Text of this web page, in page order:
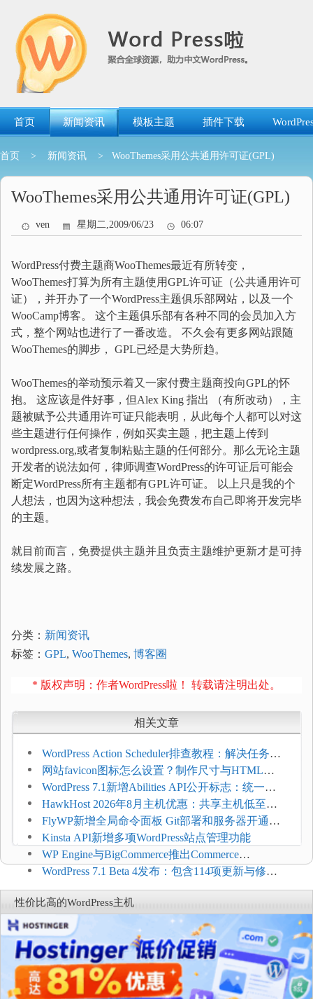
首页 新闻资讯 模板主题 插件下载
首页 > 新闻资讯 > WooThemes采用公共通用许可证(GPL)
WooThemes采用公共通用许可证(GPL)
ven 星期二,2009/06/23 06:07
WordPress付费主题商WooThemes最近有所转变，
WooThemes打算为所有主题使用GPL许可证（公共通用许可
证），并开办了一个WordPress主题俱乐部网站，以及一个
WooCamp博客。 这个主题俱乐部有各种不同的会员加入方
式，整个网站也进行了一番改造。 不久会有更多网站跟随
WooThemes的脚步， GPL已经是大势所趋。
WooThemes的举动预示着又一家付费主题商投向GPL的怀
抱。 这应该是件好事，但Alex King 指出 （有所改动），主
题被赋予公共通用许可证只能表明，从此每个人都可以对这
些主题进行任何操作，例如买卖主题，把主题上传到
wordpress.org,或者复制粘贴主题的任何部分。那么无论主题
开发者的说法如何，律师调查WordPress的许可证后可能会
断定WordPress所有主题都有GPL许可证。 以上只是我的个
人想法，也因为这种想法，我会免费发布自己即将开发完毕
的主题。
就目前而言，免费提供主题并且负责主题维护更新才是可持
续发展之路。
分类： 新闻资讯
标签： GPL, WooThemes, 博客圈
* 版权声明：作者WordPress啦！ 转载请注明出处。
相关文章
WordPress Action Scheduler排查教程：解决任务积
压和订单延迟
网站favicon图标怎么设置？制作尺寸与HTML添
加方法
WordPress 7.1新增Abilities API公开标志：统一支
持REST API、MCP与AI代理
HawkHost 2026年8月主机优惠：共享主机低至
$2.61/月，高性能主机同步折扣
FlyWP新增全局命令面板 Git部署和服务器开通更
方便
Kinsta API新增多项WordPress站点管理功能
WP Engine与BigCommerce推出Commerce
Connect：WordPress商店可保留前台体验并扩展电
商能力
WordPress 7.1 Beta 4发布：包含114项更新与修
复，仅建议在测试环境体验
性价比高的WordPress主机